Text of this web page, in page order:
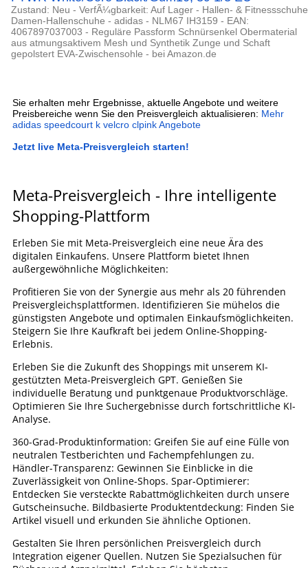
Zustand: Neu - VerfÃ¼gbarkeit: Auf Lager - Hallen- & Fitnessschuhe
Damen-Hallenschuhe - adidas - NLM67 IH3159 - EAN:
4067897037003 - Reguläre Passform Schnürsenkel Obermaterial
aus atmungsaktivem Mesh und Synthetik Zunge und Schaft
gepolstert EVA-Zwischensohle - bei Amazon.de
Sie erhalten mehr Ergebnisse, aktuelle Angebote und weitere
Preisbereiche wenn Sie den Preisvergleich aktualisieren: Mehr
adidas speedcourt k velcro clpink Angebote
Jetzt live Meta-Preisvergleich starten!
Meta-Preisvergleich - Ihre intelligente
Shopping-Plattform
Erleben Sie mit Meta-Preisvergleich eine neue Ära des
digitalen Einkaufens. Unsere Plattform bietet Ihnen
außergewöhnliche Möglichkeiten:
Profitieren Sie von der Synergie aus mehr als 20 führenden
Preisvergleichsplattformen. Identifizieren Sie mühelos die
günstigsten Angebote und optimalen Einkaufsmöglichkeiten.
Steigern Sie Ihre Kaufkraft bei jedem Online-Shopping-
Erlebnis.
Erleben Sie die Zukunft des Shoppings mit unserem KI-
gestützten Meta-Preisvergleich GPT. Genießen Sie
individuelle Beratung und punktgenaue Produktvorschläge.
Optimieren Sie Ihre Suchergebnisse durch fortschrittliche KI-
Analyse.
360-Grad-Produktinformation: Greifen Sie auf eine Fülle von
neutralen Testberichten und Fachempfehlungen zu.
Händler-Transparenz: Gewinnen Sie Einblicke in die
Zuverlässigkeit von Online-Shops. Spar-Optimierer:
Entdecken Sie versteckte Rabattmöglichkeiten durch unsere
Gutscheinsuche. Bildbasierte Produktentdeckung: Finden Sie
Artikel visuell und erkunden Sie ähnliche Optionen.
Gestalten Sie Ihren persönlichen Preisvergleich durch
Integration eigener Quellen. Nutzen Sie Spezialsuchen für